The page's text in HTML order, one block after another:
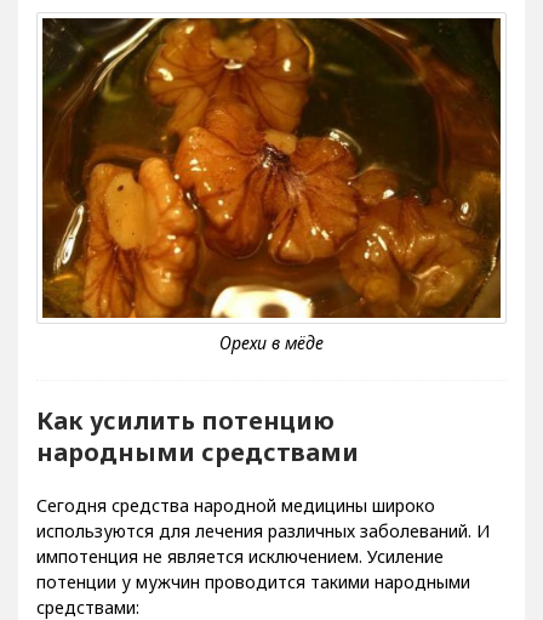
Как усилить потенцию
народными средствами
Сегодня средства народной медицины широко
используются для лечения различных заболеваний. И
импотенция не является исключением. Усиление
потенции у мужчин проводится такими народными
средствами: